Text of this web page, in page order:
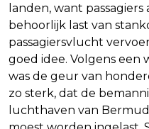
landen, want
behoorlijk last van
passagiersvlucht
goed idee. Volgens een
was de geur van
zo sterk, dat de
luchthaven van